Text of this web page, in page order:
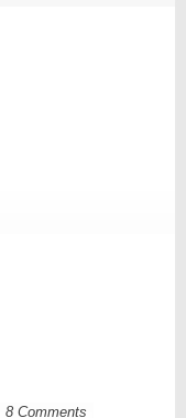
Tequila
8 Comments